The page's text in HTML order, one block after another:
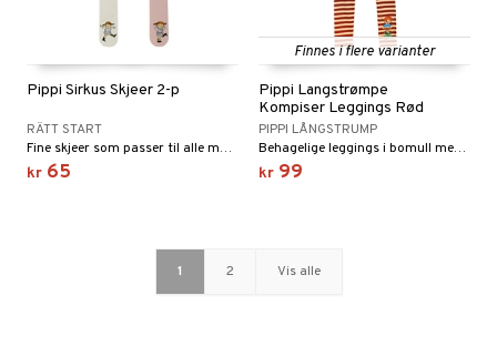
Pippi Sirkus Skjeer 2-p
RÄTT START
Fine skjeer som passer til alle måltider.
kr 65
Finnes i flere varianter
Pippi Langstrømpe
Kompiser Leggings Rød
PIPPI LÅNGSTRUMP
Behagelige leggings i bomull med Pippi-trykk
kr 99
1 2 Vis alle